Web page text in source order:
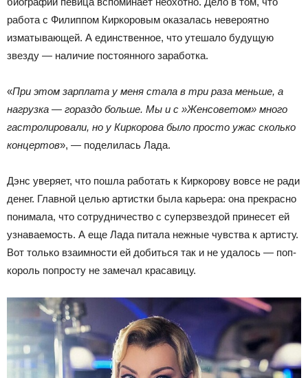
работа с Филиппом Киркоровым оказалась невероятно
изматывающей. А единственное, что утешало будущую
звезду — наличие постоянного заработка.
«При этом зарплата у меня стала в три раза меньше, а
нагрузка — гораздо больше. Мы и с »Женсоветом» много
гастролировали, но у Киркорова было просто ужас сколько
концертов», — поделилась Лада.
Дэнс уверяет, что пошла работать к Киркорову вовсе не ради
денег. Главной целью артистки была карьера: она прекрасно
понимала, что сотрудничество с суперзвездой принесет ей
узнаваемость. А еще Лада питала нежные чувства к артисту.
Вот только взаимности ей добиться так и не удалось — поп-
король попросту не замечал красавицу.